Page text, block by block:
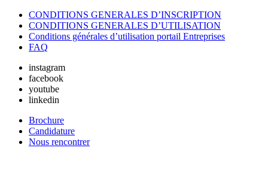
CONDITIONS GENERALES D’INSCRIPTION
CONDITIONS GENERALES D’UTILISATION
Conditions générales d’utilisation portail Entreprises
FAQ
instagram
facebook
youtube
linkedin
Brochure
Candidature
Nous rencontrer